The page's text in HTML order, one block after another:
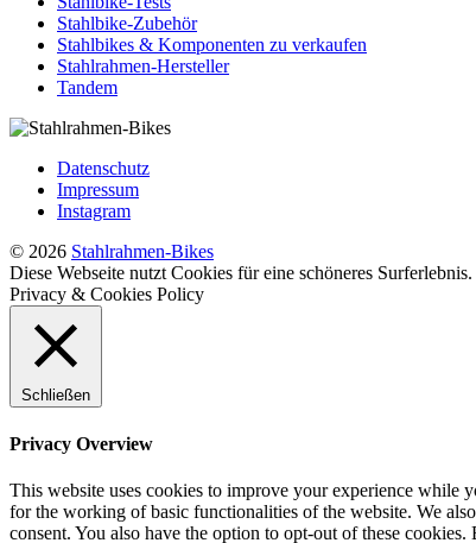
Stahlbike-Zubehör
Stahlbikes & Komponenten zu verkaufen
Stahlrahmen-Hersteller
Tandem
Datenschutz
Impressum
Instagram
© 2026 Stahlrahmen-Bikes
Diese Webseite nutzt Cookies für eine schöneres
Privacy & Cookies Policy
Schließen
Privacy Overview
This website uses cookies to improve your experience while
for the working of basic functionalities of the website. We
consent. You also have the option to opt-out of these